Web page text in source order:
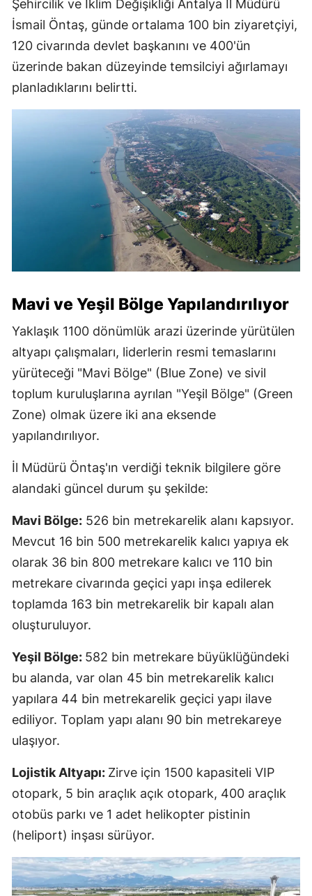
Şehircilik ve İklim Değişikliği Antalya İl Müdürü
İsmail Öntaş, günde ortalama 100 bin ziyaretçiyi,
120 civarında devlet başkanını ve 400'ün
üzerinde bakan düzeyinde temsilciyi ağırlamayı
planladıklarını belirtti.
Mavi ve Yeşil Bölge Yapılandırılıyor
Yaklaşık 1100 dönümlük arazi üzerinde yürütülen
altyapı çalışmaları, liderlerin resmi temaslarını
yürüteceği "Mavi Bölge" (Blue Zone) ve sivil
toplum kuruluşlarına ayrılan "Yeşil Bölge" (Green
Zone) olmak üzere iki ana eksende
yapılandırılıyor.
İl Müdürü Öntaş'ın verdiği teknik bilgilere göre
alandaki güncel durum şu şekilde:
Mavi Bölge: 526 bin metrekarelik alanı kapsıyor.
Mevcut 16 bin 500 metrekarelik kalıcı yapıya ek
olarak 36 bin 800 metrekare kalıcı ve 110 bin
metrekare civarında geçici yapı inşa edilerek
toplamda 163 bin metrekarelik bir kapalı alan
oluşturuluyor.
Yeşil Bölge: 582 bin metrekare büyüklüğündeki
bu alanda, var olan 45 bin metrekarelik kalıcı
yapılara 44 bin metrekarelik geçici yapı ilave
ediliyor. Toplam yapı alanı 90 bin metrekareye
ulaşıyor.
Lojistik Altyapı: Zirve için 1500 kapasiteli VIP
otopark, 5 bin araçlık açık otopark, 400 araçlık
otobüs parkı ve 1 adet helikopter pistinin
(heliport) inşası sürüyor.